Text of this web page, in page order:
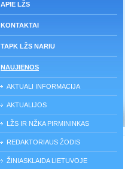
APIE LŽS
KONTAKTAI
TAPK LŽS NARIU
NAUJIENOS
AKTUALI INFORMACIJA
AKTUALIJOS
LŽS IR NŽKA PIRMININKAS
REDAKTORIAUS ŽODIS
ŽINIASKLAIDA LIETUVOJE